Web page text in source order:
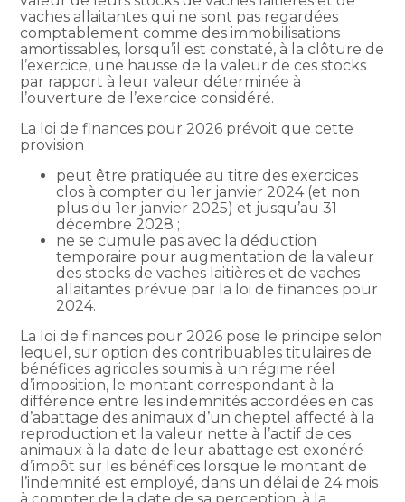
vaches allaitantes qui ne sont pas regardées
comptablement comme des immobilisations
amortissables, lorsqu’il est constaté, à la clôture de
l’exercice, une hausse de la valeur de ces stocks
par rapport à leur valeur déterminée à
l’ouverture de l’exercice considéré.
La loi de finances pour 2026 prévoit que cette
provision :
peut être pratiquée au titre des exercices
clos à compter du 1er janvier 2024 (et non
plus du 1er janvier 2025) et jusqu’au 31
décembre 2028 ;
ne se cumule pas avec la déduction
temporaire pour augmentation de la valeur
des stocks de vaches laitières et de vaches
allaitantes prévue par la loi de finances pour
2024.
La loi de finances pour 2026 pose le principe selon
lequel, sur option des contribuables titulaires de
bénéfices agricoles soumis à un régime réel
d’imposition, le montant correspondant à la
différence entre les indemnités accordées en cas
d’abattage des animaux d’un cheptel affecté à la
reproduction et la valeur nette à l’actif de ces
animaux à la date de leur abattage est exonéré
d’impôt sur les bénéfices lorsque le montant de
l’indemnité est employé, dans un délai de 24 mois
à compter de la date de sa perception, à la